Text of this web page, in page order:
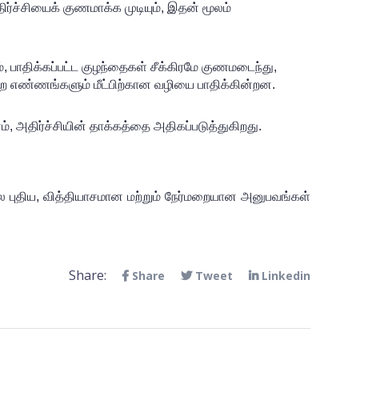
குணமாக்க முடியும், இதன் மூலம்
பாதிக்கப்பட்ட குழந்தைகள் சீக்கிரமே குணமடைந்து,
எண்ணங்களும் மீட்பிற்கான வழியை பாதிக்கின்றன.
தாக்கத்தை அதிகப்படுத்துகிறது.
வித்தியாசமான மற்றும் நேர்மறையான அனுபவங்கள்
Share: Share Tweet Linkedin